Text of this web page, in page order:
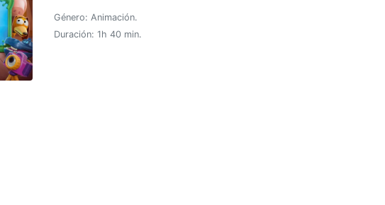
Género: Animación.
Duración: 1h 40 min.